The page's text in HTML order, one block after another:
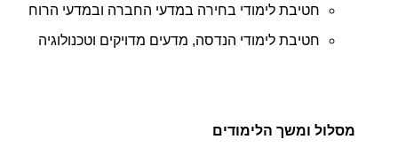
חטיבת לימודי בחירה במדעי החברה ובמדעי הרוח
חטיבת לימודי הנדסה, מדעים מדויקים וטכנולוגיה
מסלול ומשך הלימודים